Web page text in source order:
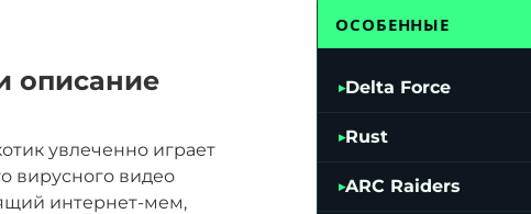
описание
увлеченно играет
вирусного видео
интернет-мем,
ОСОБЕННЫЕ
Delta Force
Rust
ARC Raiders